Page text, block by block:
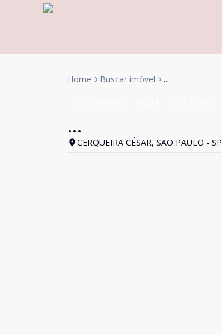
Home Buscar imóvel ...
...
CERQUEIRA CÉSAR, SÃO PAULO - SP